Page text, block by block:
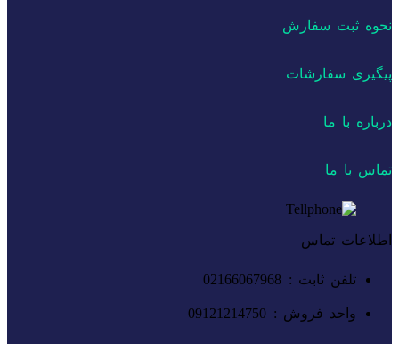
نحوه ثبت سفارش
پیگیری سفارشات
درباره با ما
تماس با ما
اطلاعات تماس
تلفن ثابت : 02166067968
واحد فروش : 09121214750